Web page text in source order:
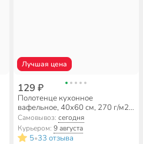
Лучшая цена
129 ₽
Полотенце кухонное
вафельное, 40х60 см, 270 г/м2,
100% хлопок, Silvano, Эльза,
серое, Узбекистан
Самовывоз: сегодня
Курьером: 9 августа
5•33 отзыва